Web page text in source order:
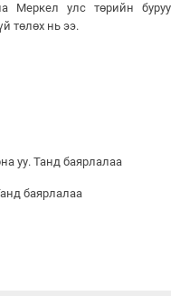
Меркел улс төрийн буруу
төлөх нь ээ.
уу. Танд баярлалаа
баярлалаа